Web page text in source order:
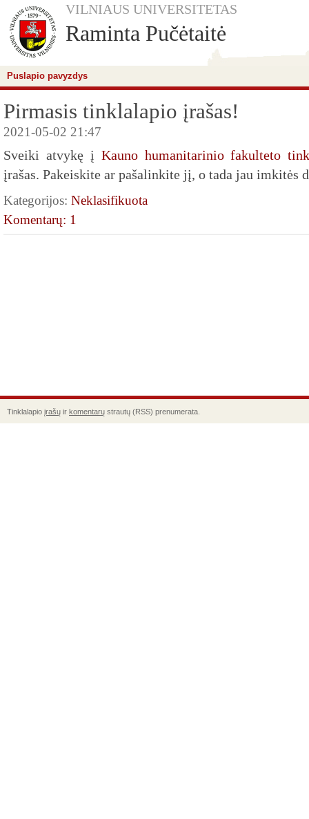
VILNIAUS UNIVERSITETAS
Raminta Pučėtaitė
Puslapio pavyzdys
Pirmasis tinklalapio įrašas!
2021-05-02 21:47
Sveiki atvykę į Kauno humanitarinio fakulteto
įrašas. Pakeiskite ar pašalinkite jį, o tada jau imkitės
Kategorijos: Neklasifikuota
Komentarų: 1
Tinklalapio įrašų ir komentarų strautų (RSS) prenumerata.